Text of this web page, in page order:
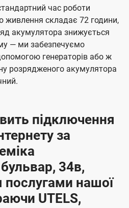
час роботи
живлення складає 72 години,
акумулятора знижується
— ми забезпечуємо
генераторів або ж
розрядженого акумулятора
підключення
за
34в,
послугами нашої
UTELS,